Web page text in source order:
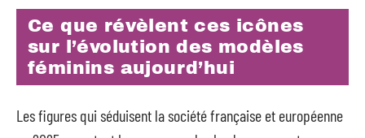
Ce que révèlent ces icônes
sur l’évolution des modèles
féminins aujourd’hui
Les figures qui séduisent la société française et européenne